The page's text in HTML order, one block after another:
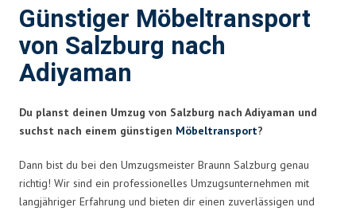
Günstiger Möbeltransport
von Salzburg nach
Adiyaman
Du planst deinen Umzug von Salzburg nach Adiyaman und
suchst nach einem günstigen Möbeltransport?
Dann bist du bei den Umzugsmeister Braunn Salzburg genau
richtig! Wir sind ein professionelles Umzugsunternehmen mit
langjähriger Erfahrung und bieten dir einen zuverlässigen und